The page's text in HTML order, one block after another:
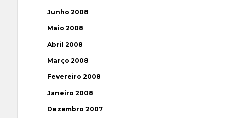
Junho 2008
Maio 2008
Abril 2008
Março 2008
Fevereiro 2008
Janeiro 2008
Dezembro 2007